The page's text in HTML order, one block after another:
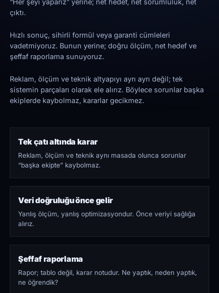
“Her şeyi yaparız” yerine; net hedef, net sorumluluk, net
çıktı.
Hızlı sonuç, sihirli formül veya garanti cümleleri
vadetmiyoruz. Bunun yerine; doğru ölçüm, net hedef ve
şeffaf raporlama sunuyoruz.
Reklam, ölçüm ve teknik altyapıyı ayrı ayrı değil; tek
sistemin parçaları olarak ele alırız. Böylece sorunlar başka
ekiplerde kaybolmaz, kararlar gecikmez.
Tek çatı altında karar
Reklam, ölçüm ve teknik aynı masada olunca sorunlar
“başka ekipte” kaybolmaz.
Veri doğruluğu önce gelir
Yanlış ölçüm, yanlış optimizasyondur. Önce veriyi sağlığa
alırız.
Şeffaf raporlama
Rapor; tablo değil, karar notudur. Ne yaptık, neden yaptık,
ne öğrendik?